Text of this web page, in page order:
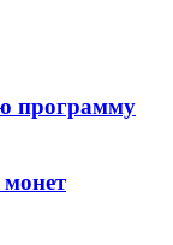
программу